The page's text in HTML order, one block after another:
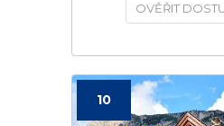
OVĚŘIT
10